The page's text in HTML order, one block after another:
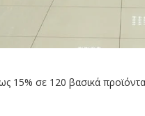
15% σε 120 βασικά